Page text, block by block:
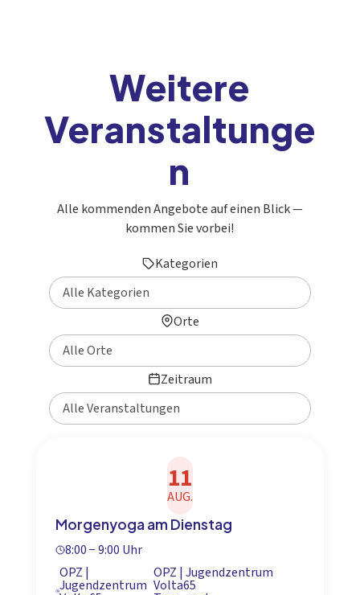
Weitere
Veranstaltunge
n
Alle kommenden Angebote auf einen Blick —
kommen Sie vorbei!
Kategorien
Orte
Zeitraum
11
AUG.
Morgenyoga am Dienstag
8:00 − 9:00 Uhr
OPZ |
Jugendzentrum
OPZ | Jugendzentrum
Volta65